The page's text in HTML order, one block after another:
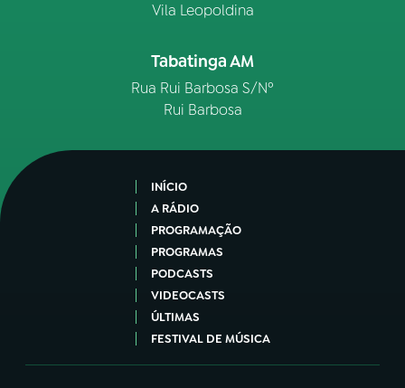
Vila Leopoldina
Tabatinga AM
Rua Rui Barbosa S/Nº
Rui Barbosa
INÍCIO
A RÁDIO
PROGRAMAÇÃO
PROGRAMAS
PODCASTS
VIDEOCASTS
ÚLTIMAS
FESTIVAL DE MÚSICA